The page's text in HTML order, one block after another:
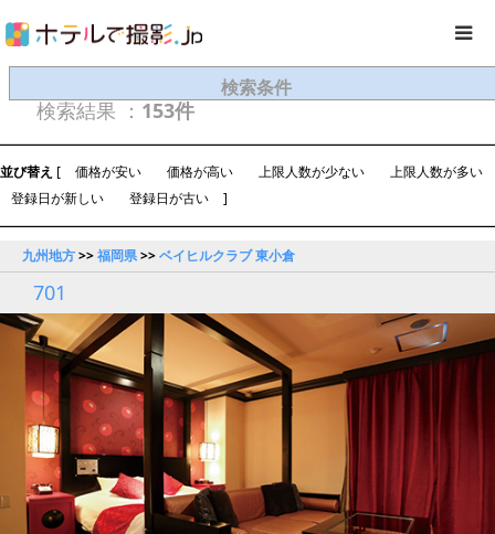
検索条件
検索結果 ： 153件
並び替え [ 価格が安い 価格が高い 上限人数が少ない
上限人数が多い
登録日が新しい
登録日が古い ]
九州地方>>福岡県>>ベイヒルクラブ 東小倉
701